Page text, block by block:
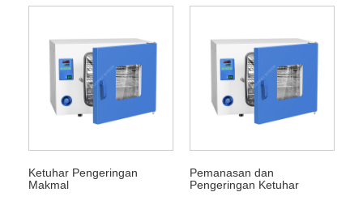
Ketuhar Pengeringan
Makmal
Pemanasan dan
Pengeringan Ketuhar